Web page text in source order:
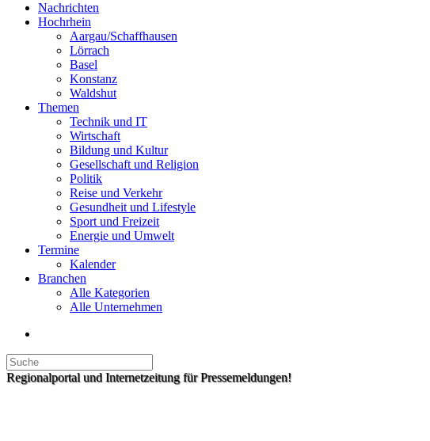
Nachrichten
Hochrhein
Aargau/Schaffhausen
Lörrach
Basel
Konstanz
Waldshut
Themen
Technik und IT
Wirtschaft
Bildung und Kultur
Gesellschaft und Religion
Politik
Reise und Verkehr
Gesundheit und Lifestyle
Sport und Freizeit
Energie und Umwelt
Termine
Kalender
Branchen
Alle Kategorien
Alle Unternehmen
Regionalportal und Internetzeitung für Pressemeldungen!